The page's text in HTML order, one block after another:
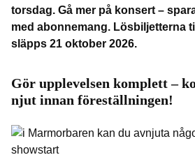
torsdag. Gå mer på konsert –
med abonnemang. Lösbiljetterna
släpps 21 oktober 2026.
Gör upplevelsen komplett –
njut innan föreställningen!